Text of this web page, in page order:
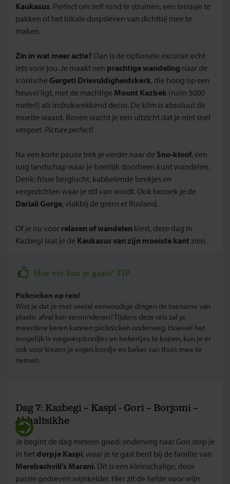
Kaukasus. Perfect om zelf rond te struinen, een terrasje te
pakken of het lokale dorpsleven van dichtbij mee te
maken.
Zin in wat meer actie? Dan is de optionele excursie echt
iets voor jou. Je maakt een prachtige wandeling naar de
iconische Gergeti Drievuldigheidskerk, die hoog op een
heuvel ligt, met de machtige Mount Kazbek (ruim 5000
meter!) als indrukwekkend decor. De klim is absoluut de
moeite waard. Boven wacht je een uitzicht dat je niet snel
vergeet. Picture perfect!
Na een korte pauze trek je verder naar de Sno-kloof, een
ruig landschap waar je heerlijk doorheen kunt wandelen.
Denk: frisse berglucht, kabbelende beekjes en
vergezichten waar je stil van wordt. Ook bezoek je de
Dariali Gorge, vlakbij de grens et Rusland.
Of je nu voor relaxen of wandelen kiest, deze dag in
Kazbegi laat je de Kaukasus van zijn mooiste kant zien.
Hoe vér kun je gaan? TIP
Picknicken op reis!
Wist je dat je met veelal eenvoudige dingen de toename van
plastic afval kan verminderen? Tijdens deze reis zal je
meerdere keren kunnen picknicken onderweg. Hoewel het
mogelijk is wegwerpbordjes en bekertjes te kopen, kun je er
ook voor kiezen je eigen bordje en beker van thuis mee te
nemen.
Dag 7: Kazbegi – Kaspi - Gori – Borjomi –
Akhaltsikhe
Je begint de dag meteen goed: onderweg naar Gori stop je
in het dorpje Kaspi, waar je te gast bent bij de familie van
Merebashvili’s Marani. Dit is een kleinschalige, door
passie gedreven wijnkelder. Hier zit de liefde voor wijn